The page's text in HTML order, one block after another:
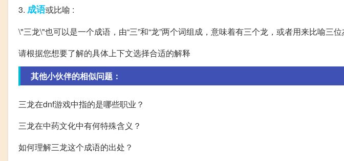
3. 成语或比喻 :
\"三龙\"也可以是一个成语，由“三”和“龙”两个词组成，意味着有三个龙，或者用来比喻三
请根据您想要了解的具体上下文选择合适的解释
其他小伙伴的相似问题：
三龙在dnf游戏中指的是哪些职业？
三龙在中药文化中有何特殊含义？
如何理解三龙这个成语的出处？